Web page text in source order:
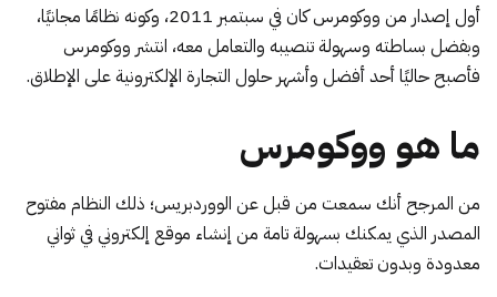
أول إصدار من ووكومرس كان في سبتمبر 2011، وكونه نظامًا مجانيًا،
وبفضل بساطته وسهولة تنصيبه والتعامل معه، انتشر ووكومرس
فأصبح حاليًا أحد أفضل وأشهر حلول التجارة الإلكترونية على الإطلاق.
ما هو ووكومرس
من المرجح أنك سمعت من قبل عن الووردبريس؛ ذلك النظام مفتوح
المصدر الذي يمكنك بسهولة تامة من إنشاء موقع إلكترونيفي ثواني
معدودة وبدون تعقيدات.